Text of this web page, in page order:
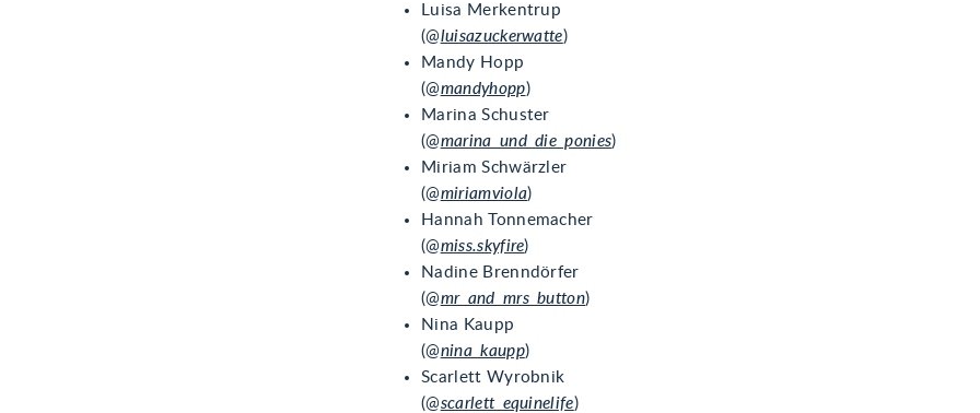
Luisa Merkentrup
(@luisazuckerwatte)
Mandy Hopp
(@mandyhopp)
Marina Schuster
(@marina_und_die_ponies)
Miriam Schwärzler
(@miriamviola)
Hannah Tonnemacher
(@miss.skyfire)
Nadine Brenndörfer
(@mr_and_mrs_button)
Nina Kaupp
(@nina_kaupp)
Scarlett Wyrobnik
(@scarlett_equinelife)